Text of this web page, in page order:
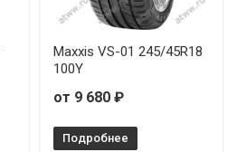
Maxxis VS-01 245/45R18
100Y
от 9 680 ₽
Подробнее